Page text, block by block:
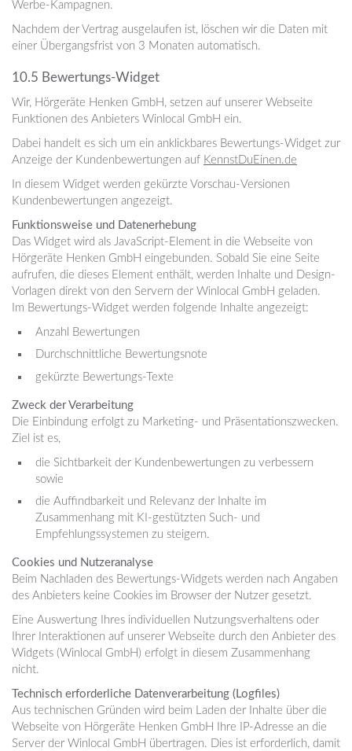
Werbe-Kampagnen.
Nachdem der Vertrag ausgelaufen ist, löschen wir die Daten mit
einer Übergangsfrist von 3 Monaten automatisch.
10.5 Bewertungs-Widget
Wir, Hörgeräte Henken GmbH, setzen auf unserer Webseite
Funktionen des Anbieters Winlocal GmbH ein.
Dabei handelt es sich um ein anklickbares Bewertungs-Widget zur
Anzeige der Kundenbewertungen auf KennstDuEinen.de
In diesem Widget werden gekürzte Vorschau-Versionen
Kundenbewertungen angezeigt.
Funktionsweise und Datenerhebung
Das Widget wird als JavaScript-Element in die Webseite von
Hörgeräte Henken GmbH eingebunden. Sobald Sie eine Seite
aufrufen, die dieses Element enthält, werden Inhalte und Design-
Vorlagen direkt von den Servern der Winlocal GmbH geladen.
Im Bewertungs-Widget werden folgende Inhalte angezeigt:
Anzahl Bewertungen
Durchschnittliche Bewertungsnote
gekürzte Bewertungs-Texte
Zweck der Verarbeitung
Die Einbindung erfolgt zu Marketing- und Präsentationszwecken.
Ziel ist es,
die Sichtbarkeit der Kundenbewertungen zu verbessern
sowie
die Auffindbarkeit und Relevanz der Inhalte im
Zusammenhang mit KI-gestützten Such- und
Empfehlungssystemen zu steigern.
Cookies und Nutzeranalyse
Beim Nachladen des Bewertungs-Widgets werden nach Angaben
des Anbieters keine Cookies im Browser der Nutzer gesetzt.
Eine Auswertung Ihres individuellen Nutzungsverhaltens oder
Ihrer Interaktionen auf unserer Webseite durch den Anbieter des
Widgets (Winlocal GmbH) erfolgt in diesem Zusammenhang
nicht.
Technisch erforderliche Datenverarbeitung (Logfiles)
Aus technischen Gründen wird beim Laden der Inhalte über die
Webseite von Hörgeräte Henken GmbH Ihre IP-Adresse an die
Server der Winlocal GmbH übertragen. Dies ist erforderlich, damit